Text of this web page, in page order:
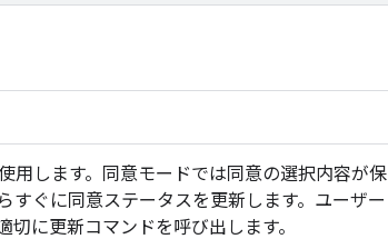
用します。同意モードでは同意の選択内容が保
すぐに同意ステータスを更新します。ユーザー
に更新コマンドを呼び出します。